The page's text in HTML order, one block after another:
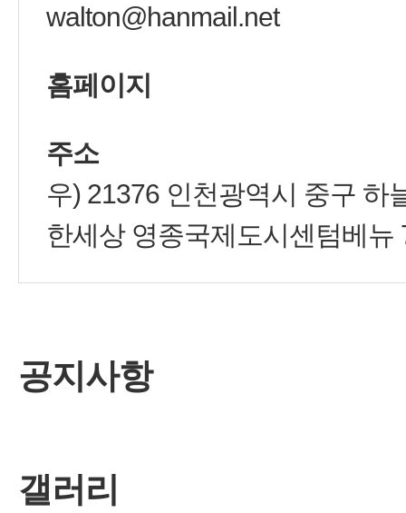
walton@hanmail.net
홈페이지
주소
우) 21376 인천광역시 중구 하
한세상 영종국제도시센텀베뉴
공지사항
갤러리